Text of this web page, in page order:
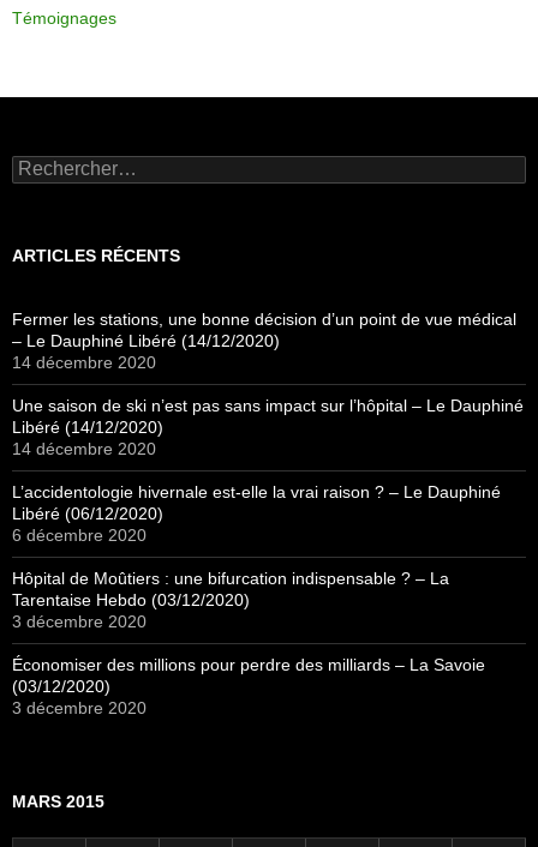
Témoignages
Rechercher :
ARTICLES RÉCENTS
Fermer les stations, une bonne décision d’un point de vue médical
– Le Dauphiné Libéré (14/12/2020)
14 décembre 2020
Une saison de ski n’est pas sans impact sur l’hôpital – Le Dauphiné
Libéré (14/12/2020)
14 décembre 2020
L’accidentologie hivernale est-elle la vrai raison ? – Le Dauphiné
Libéré (06/12/2020)
6 décembre 2020
Hôpital de Moûtiers : une bifurcation indispensable ? – La
Tarentaise Hebdo (03/12/2020)
3 décembre 2020
Économiser des millions pour perdre des milliards – La Savoie
(03/12/2020)
3 décembre 2020
MARS 2015